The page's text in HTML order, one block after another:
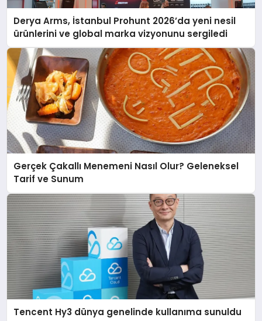
Derya Arms, İstanbul Prohunt 2026’da yeni nesil
ürünlerini ve global marka vizyonunu sergiledi
Gerçek Çakallı Menemeni Nasıl Olur? Geleneksel
Tarif ve Sunum
Tencent Hy3 dünya genelinde kullanıma sunuldu